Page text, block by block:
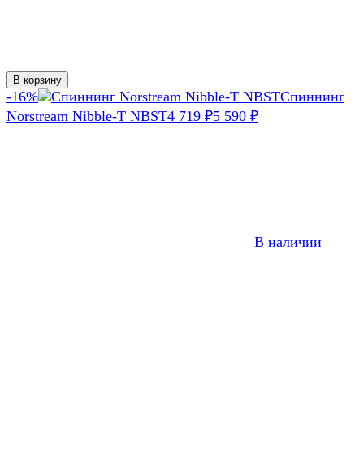
В корзину
-16%
Спиннинг
Norstream Nibble-T NBST4 719 ₽5 590 ₽
В наличии